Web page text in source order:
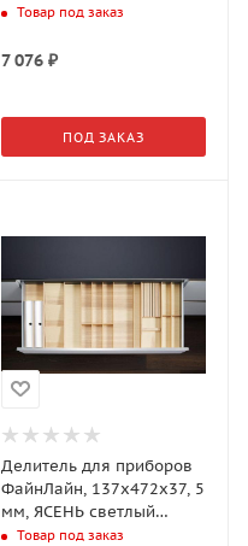
Товар под заказ
7 076₽
ПОД ЗАКАЗ
Делитель для приборов
ФайнЛайн, 137x472x37, 5
мм, ЯСЕНЬ светлый
(0092050378)
Товар под заказ